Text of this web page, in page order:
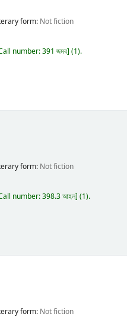
form: Not fiction
number:391 জমব (1).
form: Not fiction
number:398.3 আহল (1).
form: Not fiction